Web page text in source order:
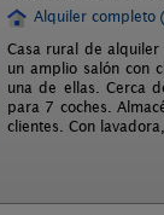
Alquiler completo
Casa rural de
un amplio salón con
una de ellas. Cerca
para 7 coches.
clientes. Con